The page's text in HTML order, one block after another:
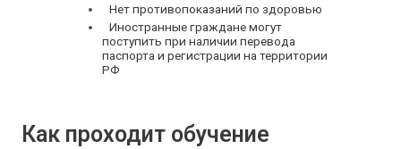
Нет противопоказаний по здоровью
Иностранные граждане могут
поступить при наличии перевода
паспорта и регистрации на территории
РФ
Как проходит обучение